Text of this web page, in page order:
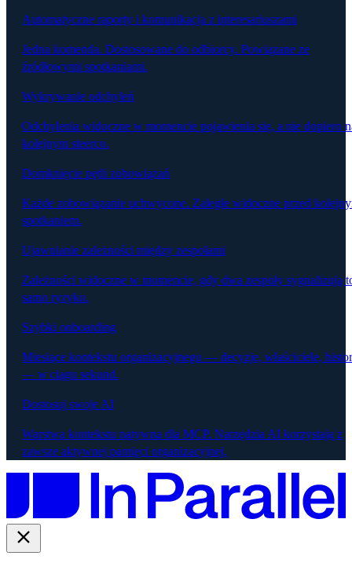
Automatyczne raporty i komunikacja z interesariuszami
Jedna komenda. Dostosowane do odbiorcy. Powiązane ze
źródłowymi spotkaniami.
Wykrywanie odchyleń
Odchylenia widoczne w momencie pojawienia się, a nie dopiero
kolejnym steerco.
Domknięcie pętli zobowiązań
Każde zobowiązanie uchwycone. Zaległe widoczne przed
spotkaniem.
Ujawnianie zależności między zespołami
Zależności widoczne w momencie, gdy dwa zespoły sygnalizują
samo ryzyko.
Szybki onboarding
Miesiące kontekstu organizacyjnego — decyzje, właściciele,
— w ciągu sekund.
Dostosuj swoje AI
Warstwa kontekstu natywna dla MCP. Narzędzia AI korzystają z
zawsze aktywnej pamięci organizacyjnej.